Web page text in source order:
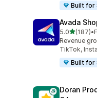
Built for
Avada
5.0滿分 5 顆
(187)
共有 187 則•
Revenue
TikTok,
Built for
Doran